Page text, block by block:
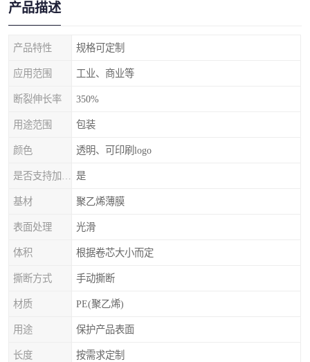
产品描述
产品特性 规格可定制
应用范围 工业、商业等
断裂伸长率 350%
用途范围 包装
颜色 透明、可印刷logo
是
基材 聚乙烯薄膜
表面处理 光滑
体积 根据卷芯大小而定
撕断方式 手动撕断
材质 PE(聚乙烯)
用途 保护产品表面
长度 按需求定制